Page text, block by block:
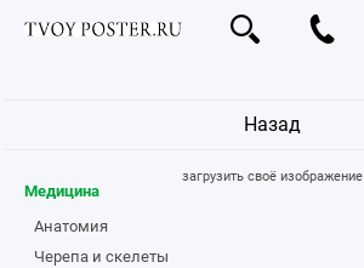
Назад
загрузить своё изображение
Медицина
Анатомия
Черепа и скелеты